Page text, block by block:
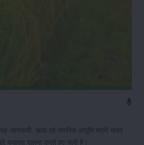
खाद्य एवं नागरिक आपूत्ति मंत्री भारत
यथावत पालना करते हुए जारी है।